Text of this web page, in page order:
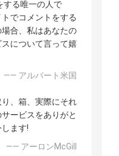
する唯一の人で
でコメントをする
合、私はあなたの
について言って嬉
—— アルバート米国
、箱、実際にそれ
ービスをありがと
ます!
—— アーロンMcGill